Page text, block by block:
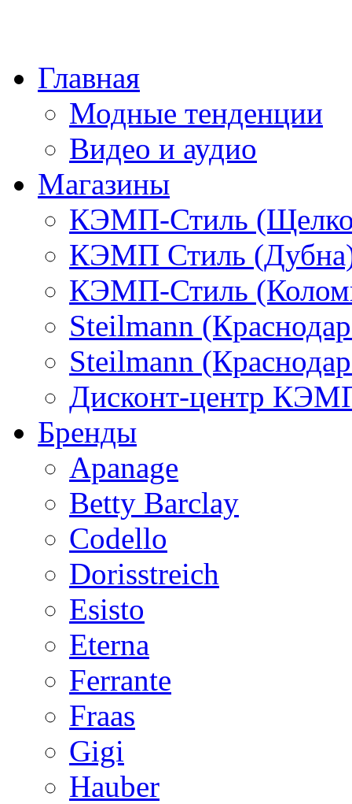
Главная
Модные тенденции
Видео и аудио
Магазины
КЭМП-Стиль
КЭМП Стиль
КЭМП-Стиль
Steilmann
Steilmann
Дисконт-центр
Бренды
Apanage
Betty Barclay
Codello
Dorisstreich
Esisto
Eterna
Ferrante
Fraas
Gigi
Hauber